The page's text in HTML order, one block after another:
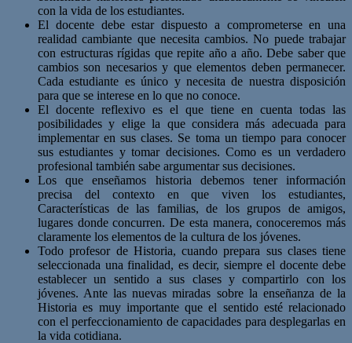
con la vida de los estudiantes.
El docente debe estar dispuesto a comprometerse en una
realidad cambiante que necesita cambios. No puede trabajar
con estructuras rígidas que repite año a año. Debe saber que
cambios son necesarios y que elementos deben permanecer.
Cada estudiante es único y necesita de nuestra disposición
para que se interese en lo que no conoce.
El docente reflexivo es el que tiene en cuenta todas las
posibilidades y elige la que considera más adecuada para
implementar en sus clases. Se toma un tiempo para conocer
sus estudiantes y tomar decisiones. Como es un verdadero
profesional también sabe argumentar sus decisiones.
Los que enseñamos historia debemos tener información
precisa del contexto en que viven los estudiantes,
Características de las familias, de los grupos de amigos,
lugares donde concurren. De esta manera, conoceremos más
claramente los elementos de la cultura de los jóvenes.
Todo profesor de Historia, cuando prepara sus clases tiene
seleccionada una finalidad, es decir, siempre el docente debe
establecer un sentido a sus clases y compartirlo con los
jóvenes. Ante las nuevas miradas sobre la enseñanza de la
Historia es muy importante que el sentido esté relacionado
con el perfeccionamiento de capacidades para desplegarlas en
la vida cotidiana.